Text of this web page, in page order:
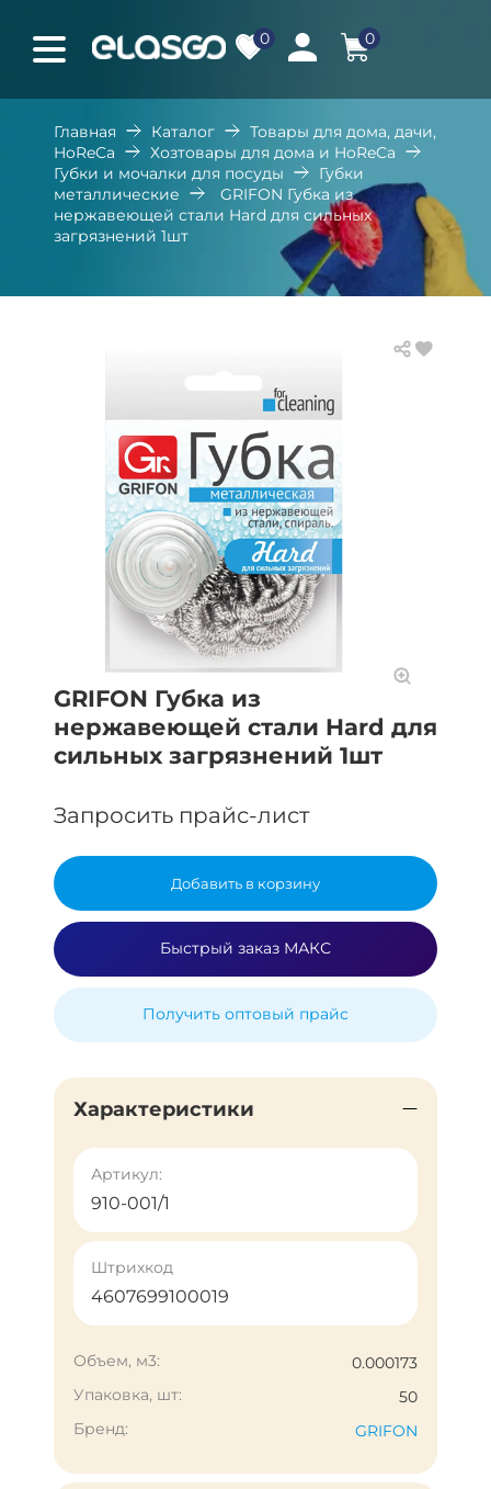
0 0
Главная Каталог
Товары для дома, дачи,
HoReCa
Хозтовары для дома и HoReCa
Губки и мочалки для посуды
Губки
металлические
GRIFON Губка из
нержавеющей стали Hard для сильных
загрязнений 1шт
GRIFON Губка из
нержавеющей стали Hard для
сильных загрязнений 1шт
Запросить прайс-лист
Добавить в корзину
Быстрый заказ МАКС
Получить оптовый прайс
Характеристики
Артикул:
910-001/1
Штрихкод
4607699100019
Объем, м3:
0.000173
Упаковка, шт:
50
Бренд:
GRIFON